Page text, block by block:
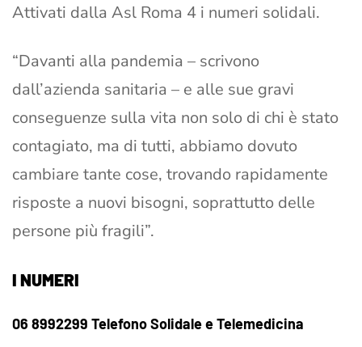
Attivati dalla Asl Roma 4 i numeri solidali.
“Davanti alla pandemia – scrivono
dall’azienda sanitaria – e alle sue gravi
conseguenze sulla vita non solo di chi è stato
contagiato, ma di tutti, abbiamo dovuto
cambiare tante cose, trovando rapidamente
risposte a nuovi bisogni, soprattutto delle
persone più fragili”.
I NUMERI
06 8992299 Telefono Solidale e Telemedicina